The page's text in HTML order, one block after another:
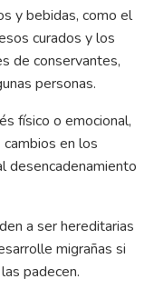
y bebidas, como el
curados y los
de conservantes,
personas.
físico o emocional,
en los
desencadenamiento
a ser hereditarias
migrañas si
padecen.